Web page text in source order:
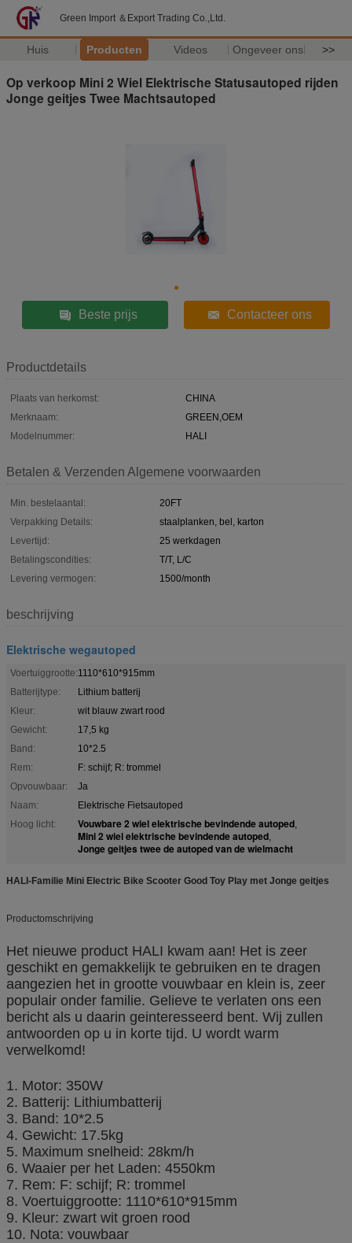
Green Import ＆Export Trading Co.,Ltd.
Huis Producten Videos Ongeveer ons >>
Op verkoop Mini 2 Wiel Elektrische Statusautoped rijden
Jonge geitjes Twee Machtsautoped
Beste prijs Contacteer ons
Productdetails
Plaats van herkomst:
CHINA
Merknaam:
GREEN,OEM
Modelnummer:
HALI
Betalen & Verzenden Algemene voorwaarden
Min. bestelaantal:
20FT
Verpakking Details:
staalplanken, bel, karton
Levertijd:
25 werkdagen
Betalingscondities:
T/T, L/C
Levering vermogen:
1500/month
beschrijving
Elektrische wegautoped
Voertuiggrootte:1110*610*915mm
Batterijtype:
Lithium batterij
Kleur:
wit blauw zwart rood
Gewicht:
17,5 kg
Band:
10*2.5
Rem:
F: schijf; R: trommel
Opvouwbaar:
Ja
Naam:
Elektrische Fietsautoped
Hoog licht:
Vouwbare 2 wiel elektrische bevindende autoped,
Mini 2 wiel elektrische bevindende autoped,
Jonge geitjes twee de autoped van de wielmacht
HALI-Familie Mini Electric Bike Scooter Good Toy Play met Jonge geitjes
Productomschrijving
Het nieuwe product HALI kwam aan! Het is zeer
geschikt en gemakkelijk te gebruiken en te dragen
aangezien het in grootte vouwbaar en klein is, zeer
populair onder familie. Gelieve te verlaten ons een
bericht als u daarin geinteresseerd bent. Wij zullen
antwoorden op u in korte tijd. U wordt warm
verwelkomd!
1. Motor: 350W
2. Batterij: Lithiumbatterij
3. Band: 10*2.5
4. Gewicht: 17.5kg
5. Maximum snelheid: 28km/h
6. Waaier per het Laden: 4550km
7. Rem: F: schijf; R: trommel
8. Voertuiggrootte: 1110*610*915mm
9. Kleur: zwart wit groen rood
10. Nota: vouwbaar